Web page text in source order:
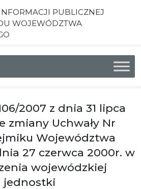
PUBLICZNEJ
WOJEWÓDZTWA
2007 z dnia 31 lipca
zmiany Uchwały Nr
Województwa
27 czerwca 2000r. w
wojewódzkiej
jednostki